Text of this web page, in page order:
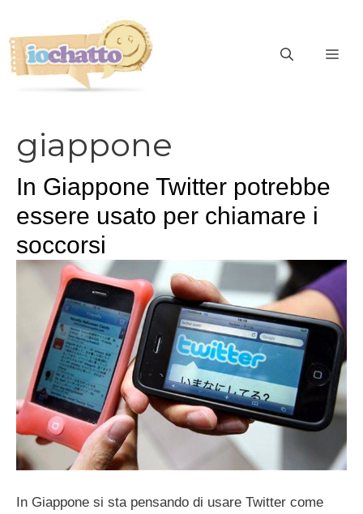
contenuto
giappone
In Giappone Twitter potrebbe
essere usato per chiamare i
soccorsi
In Giappone si sta pensando di usare Twitter come